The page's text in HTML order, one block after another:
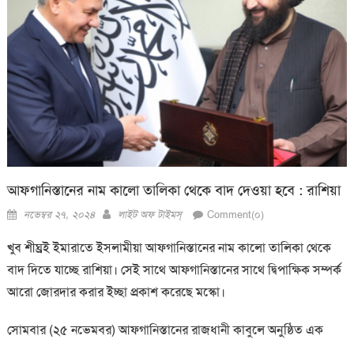
আফগানিস্তানের নাম কালো তালিকা থেকে বাদ দেওয়া হবে : রাশিয়া
Posted
নভেম্বর ২৭, ২০২৪ Author
লাইট অফ টাইমস্ Comment(০)
খুব শীঘ্রই ইমারাতে ইসলামীয়া আফগানিস্তানের নাম কালো তালিকা থেকে
বাদ দিতে যাচ্ছে রাশিয়া। সেই সাথে আফগানিস্তানের সাথে দ্বিপাক্ষিক সম্পর্ক
আরো জোরদার করার ইচ্ছা প্রকাশ করেছে মস্কো। ‌
সোমবার (২৫ নভেমবর) আফগানিস্তানের রাজধানী কাবুলে অনুষ্ঠিত এক